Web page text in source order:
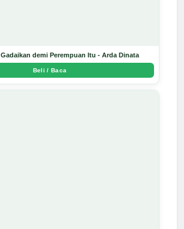
demi Perempuan Itu - Arda Dinata
Beli / Baca